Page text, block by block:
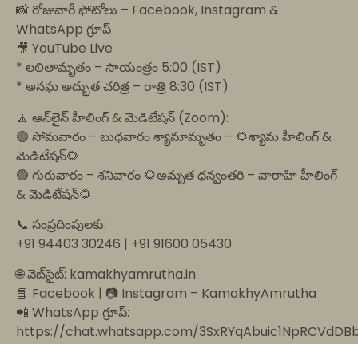
📸 రోజువారీ ఫోటోలు – Facebook, Instagram &
WhatsApp గ్రూప్
🎥 YouTube Live
* లలితామృతం – సాయంత్రం 5:00 (IST)
* అనఘ అద్భుత చరిత్ర – రాత్రి 8:30 (IST)
🧘 ఆన్‌లైన్ హీలింగ్ & మెడిటేషన్ (Zoom):
🟣 సోమవారం – బుధవారం శ్యామామృతం – 🌻శ్యామ హీలింగ్ &
మెడిటేషన్🌻
🟢 గురువారం – శనివారం 🌻అమృత ధన్వంతరి – వారాహి హీలింగ్
& మెడిటేషన్🌻
📞 సంప్రదింపులకు:
+91 94403 30246 | +91 91600 05430
🌐 వెబ్‌సైట్: kamakhyamrutha.in
📘 Facebook | 📷 Instagram – KamakhyAmrutha
📲 WhatsApp గ్రూప్:
https://chat.whatsapp.com/